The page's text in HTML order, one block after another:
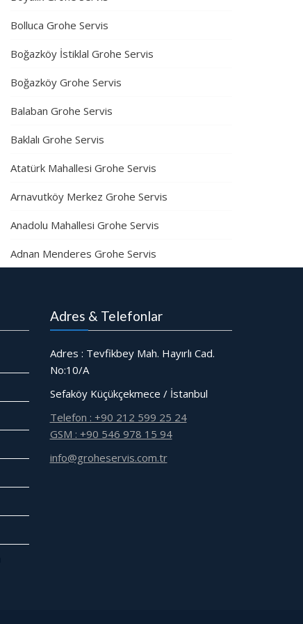
Bolluca Grohe Servis
Boğazköy İstiklal Grohe Servis
Boğazköy Grohe Servis
Balaban Grohe Servis
Baklalı Grohe Servis
Atatürk Mahallesi Grohe Servis
Arnavutköy Merkez Grohe Servis
Anadolu Mahallesi Grohe Servis
Adnan Menderes Grohe Servis
Adres & Telefonlar
Adres : Tevfikbey Mah. Hayırlı Cad.
No:10/A
Sefaköy Küçükçekmece / İstanbul
Telefon : +90 212 599 25 24
GSM : +90 546 978 15 94
info@groheservis.com.tr